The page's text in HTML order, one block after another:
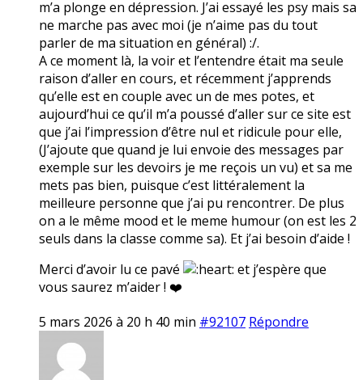
m’a plonge en dépression. J’ai essayé les psy mais sa
ne marche pas avec moi (je n’aime pas du tout
parler de ma situation en général) :/.
A ce moment là, la voir et l’entendre était ma seule
raison d’aller en cours, et récemment j’apprends
qu’elle est en couple avec un de mes potes, et
aujourd’hui ce qu’il m’a poussé d’aller sur ce site est
que j’ai l’impression d’être nul et ridicule pour elle,
(J’ajoute que quand je lui envoie des messages par
exemple sur les devoirs je me reçois un vu) et sa me
mets pas bien, puisque c’est littéralement la
meilleure personne que j’ai pu rencontrer. De plus
on a le même mood et le meme humour (on est les 2
seuls dans la classe comme sa). Et j’ai besoin d’aide !
Merci d’avoir lu ce pavé
et j’espère que
vous saurez m’aider ! ❤️
5 mars 2026 à 20 h 40 min #92107 Répondre